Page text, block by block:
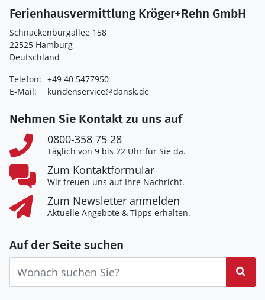
Ferienhausvermittlung Kröger+Rehn GmbH
Schnackenburgallee 158
22525 Hamburg
Deutschland
Telefon: +49 40 5477950
E-Mail:
kundenservice@dansk.de
Nehmen Sie Kontakt zu uns auf
0800-358 75 28
Täglich von 9 bis 22 Uhr für Sie da.
Zum Kontaktformular
Wir freuen uns auf Ihre Nachricht.
Zum Newsletter anmelden
Aktuelle Angebote & Tipps erhalten.
Auf der Seite suchen